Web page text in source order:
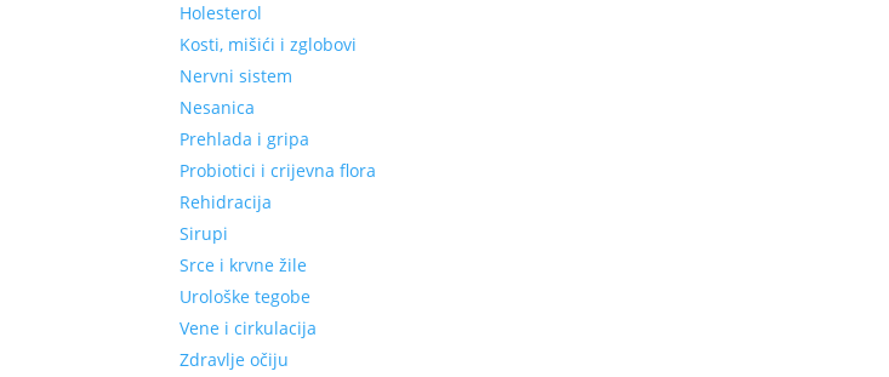
Holesterol
Kosti, mišići i zglobovi
Nervni sistem
Nesanica
Prehlada i gripa
Probiotici i crijevna flora
Rehidracija
Sirupi
Srce i krvne žile
Urološke tegobe
Vene i cirkulacija
Zdravlje očiju